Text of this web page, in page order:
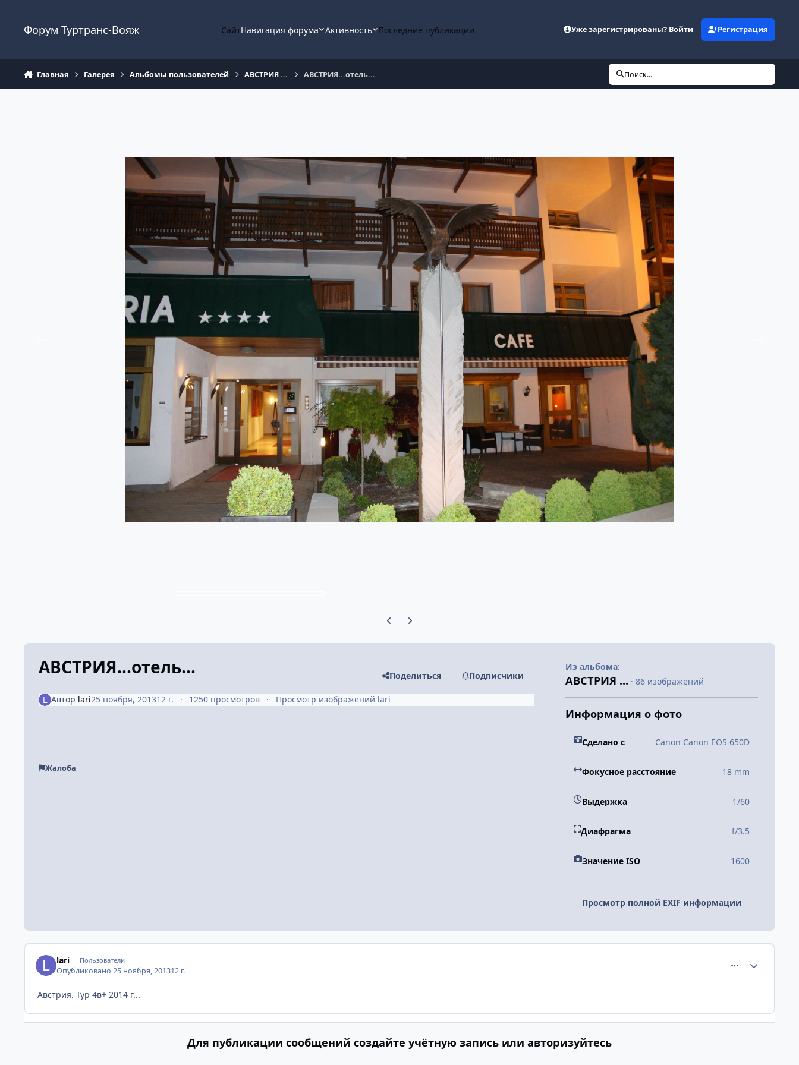
Форум Туртранс-Вояж СайтНавигация форума Активность Последние публикации Уже зарегистрированы? Войти Регистрация
Главная Галерея Альбомы пользователей АВСТРИЯ ... АВСТРИЯ...отель... Поиск...
Предыдущий слайд карусели
Следующий слайд карусели
АВСТРИЯ...отель... Поделиться Подписчики
Автор lari25 ноября, 201312 г. 1250 просмотров Просмотр изображений lari
Жалоба
Из альбома:
АВСТРИЯ ... · 86 изображений
Информация о фото
Сделано с Canon Canon EOS 650D
Фокусное расстояние 18 mm
Выдержка 1/60
Диафрагма f/3.5
Значение ISO 1600
Просмотр полной EXIF информации
lari Пользователи
Опубликовано25 ноября, 201312 г.
Австрия. Тур 4в+ 2014 г...
Для публикации сообщений создайте учётную запись или авторизуйтесь